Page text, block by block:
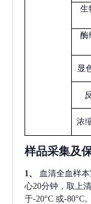
生
酶
显
浓
样品采集及
1、 血清全血样
心20分钟，取上
于-20°C 或-80°C。